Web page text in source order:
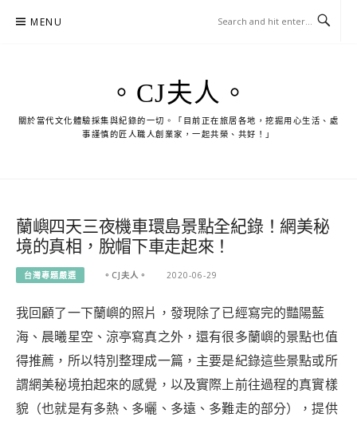
MENU
。CJ夫人。
關於當代文化體驗採集與紀錄的一切。「目前正在旅居各地，挖掘用心生活、處
事謹慎的匠人職人創業家，一起共榮、共好！」
蘭嶼四天三夜機車環島景點全紀錄！網美秘
境的真相，脫帽下車走起來！
台灣專題嚴選 。CJ夫人。 2020-06-29
我回顧了一下蘭嶼的照片，發現除了已經寫完的豔陽藍
海、晨曦星空、涼亭寫真之外，還有很多蘭嶼的景點也值
得推薦，所以特別整理成一篇，主要是紀錄這些景點或所
謂網美秘境拍起來的感覺，以及實際上前往過程的真實樣
貌（也就是有多熱、多曬、多遠、多難走的部分），提供